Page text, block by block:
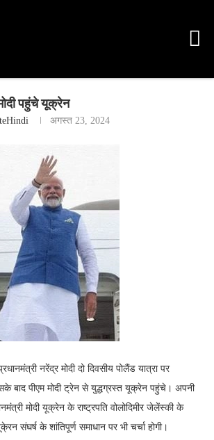
पहुंचे यूक्रेन
अगस्त 23, 2024
नरेंद्र मोदी दो दिवसीय पोलैंड यात्रा पर
बाद पीएम मोदी ट्रेन से युद्धग्रस्त यूक्रेन पहुंचे। अपनी
मोदी यूक्रेन के राष्ट्रपति वोलोदिमीर जेलेंस्की के
संघर्ष के शांतिपूर्ण समाधान पर भी चर्चा होगी।